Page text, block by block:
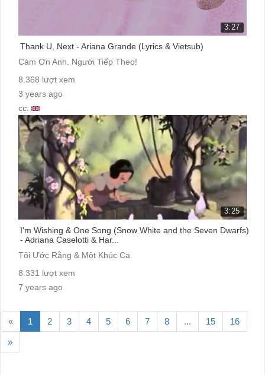
3:27
Thank U, Next - Ariana Grande (Lyrics & Vietsub)
Cảm Ơn Anh. Người Tiếp Theo!
8.368 lượt xem
3 years ago
cc:
3:25
I'm Wishing & One Song (Snow White and the Seven Dwarfs)
- Adriana Caselotti & Har...
Tôi Ước Rằng & Một Khúc Ca
8.331 lượt xem
7 years ago
« 1 2 3 4 5 6 7 8 ... 15 16
»